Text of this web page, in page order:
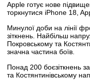
Apple готує нове
торкнутися iPhone 18,
Минулої доби на лінії
зіткнень. Найбільш
Покровському та
значна частина боїв.
Понад 200 боєзіткнень
та Костянтинівському